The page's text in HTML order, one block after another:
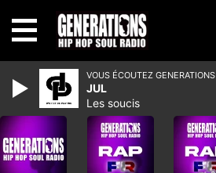
VOUS ÉCOUTEZ GENERATIONS
JUL
Les soucis